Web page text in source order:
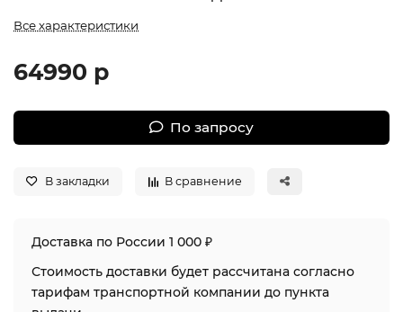
Все характеристики
64990 р
По запросу
В закладки В сравнение
Доставка по России 1 000 ₽
Стоимость доставки будет рассчитана согласно
тарифам транспортной компании до пункта